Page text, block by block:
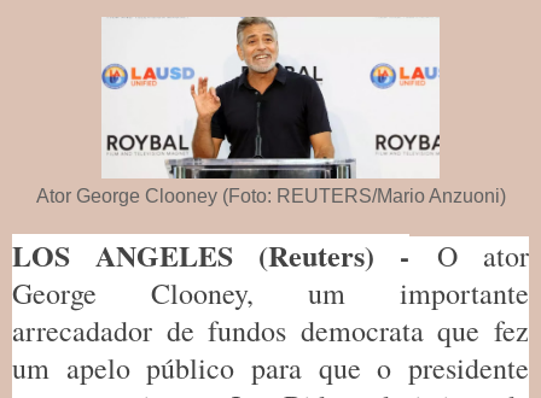
Ator George Clooney (Foto: REUTERS/Mario Anzuoni)
LOS ANGELES (Reuters) -
O ator
George Clooney, um importante
arrecadador de fundos democrata que fez
um apelo público para que o presidente